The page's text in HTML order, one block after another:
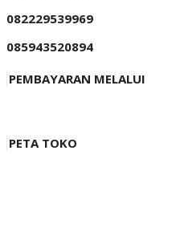
082229539969
085943520894
PEMBAYARAN MELALUI
PETA TOKO